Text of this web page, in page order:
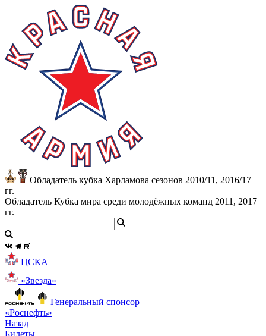
Обладатель кубка Харламова сезонов 2010/11, 2016/17
гг.
Обладатель Кубка мира среди молодёжных команд 2011, 2017
гг.
ЦСКА
«Звезда»
Генеральный спонсор
«Роснефть»
Назад